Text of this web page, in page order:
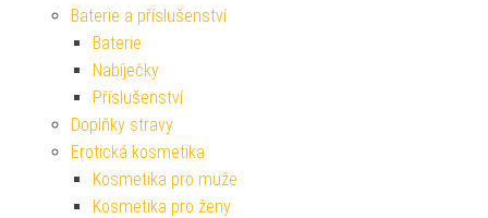
Baterie a příslušenství
Baterie
Nabíječky
Příslušenství
Doplňky stravy
Erotická kosmetika
Kosmetika pro muže
Kosmetika pro ženy